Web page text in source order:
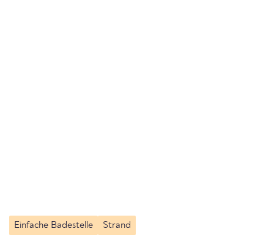
Einfache Badestelle Strand